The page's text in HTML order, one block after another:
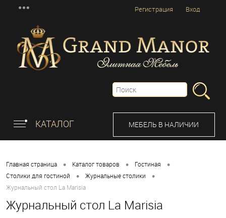
Вход
Регистрация
КАТАЛОГ МЕБЕЛЬ В НАЛИЧИИ
Главная страница • Каталог товаров • Гостиная •
Столики для гостиной • Журнальные столики •
Журнальный стол La Marisia
Журнальный стол La Marisia